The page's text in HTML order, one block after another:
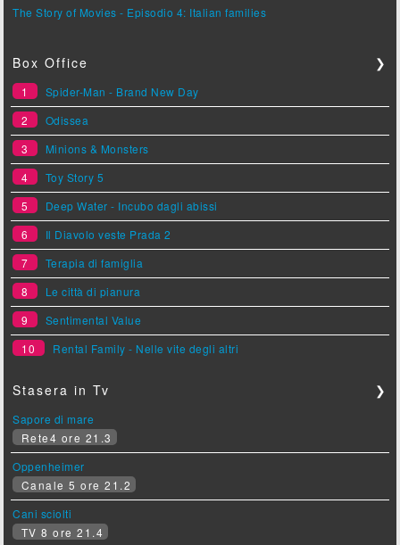
The Story of Movies - Episodio 4: Italian families
Box Office ❯
1
Spider-Man - Brand New Day
2
Odissea
3
Minions & Monsters
4
Toy Story 5
5
Deep Water - Incubo dagli abissi
6
Il Diavolo veste Prada 2
7
Terapia di famiglia
8
Le città di pianura
9
Sentimental Value
10
Rental Family - Nelle vite degli altri
Stasera in Tv ❯
Sapore di mare
Rete4 ore 21.3
Oppenheimer
Canale 5 ore 21.2
Cani sciolti
TV 8 ore 21.4